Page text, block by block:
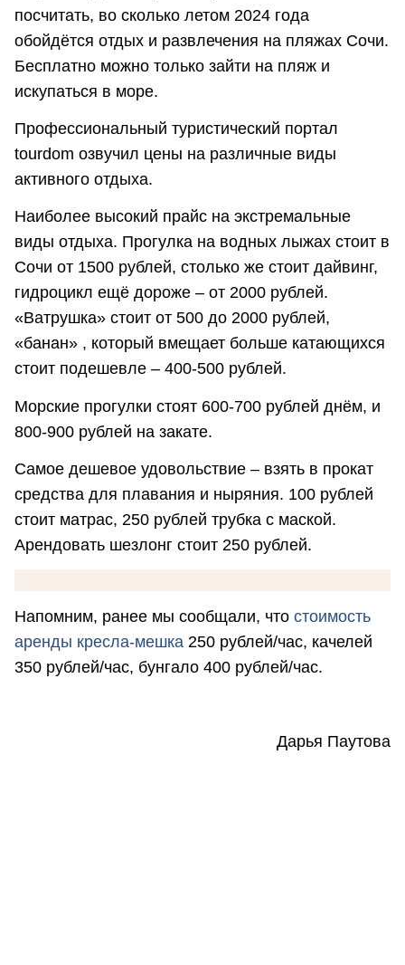
посчитать, во сколько летом 2024 года
обойдётся отдых и развлечения на пляжах Сочи.
Бесплатно можно только зайти на пляж и
искупаться в море.
Профессиональный туристический портал
tourdom озвучил цены на различные виды
активного отдыха.
Наиболее высокий прайс на экстремальные
виды отдыха. Прогулка на водных лыжах стоит в
Сочи от 1500 рублей, столько же стоит дайвинг,
гидроцикл ещё дороже – от 2000 рублей.
«Ватрушка» стоит от 500 до 2000 рублей,
«банан» , который вмещает больше катающихся
стоит подешевле – 400-500 рублей.
Морские прогулки стоят 600-700 рублей днём, и
800-900 рублей на закате.
Самое дешевое удовольствие – взять в прокат
средства для плавания и ныряния. 100 рублей
стоит матрас, 250 рублей трубка с маской.
Арендовать шезлонг стоит 250 рублей.
Напомним, ранее мы сообщали, что стоимость
аренды кресла-мешка 250 рублей/час, качелей
350 рублей/час, бунгало 400 рублей/час.
Дарья Паутова